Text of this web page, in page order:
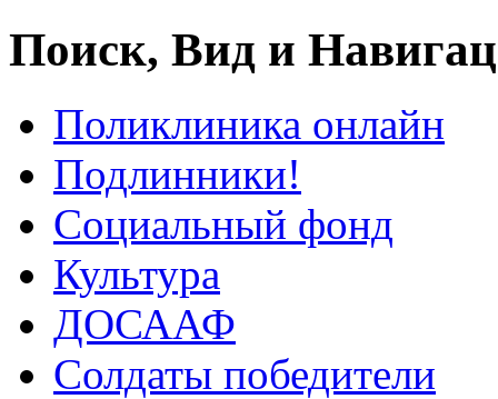
Поиск, Вид и
Поликлиника онлайн
Подлинники!
Социальный фонд
Культура
ДОСААФ
Солдаты победители